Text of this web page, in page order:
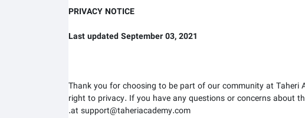
PRIVACY NOTICE
Last updated September 03, 2021
Thank you for choosing to be part of our community at Taheri
right to privacy. If you have any questions or concerns about
at support@taheriacademy.com.